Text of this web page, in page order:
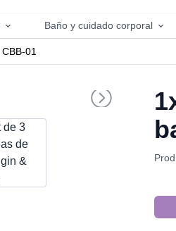
Baño y cuidado corporal
CBB-01